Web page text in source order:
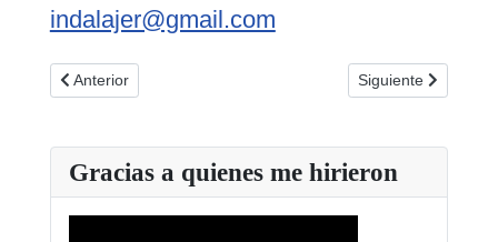
indalajer@gmail.com
Artículo anterior: ASEJER. Sevilla. 954 90 83 00
Anterior Artículo siguiente:
Siguiente
Gracias a quienes me hirieron